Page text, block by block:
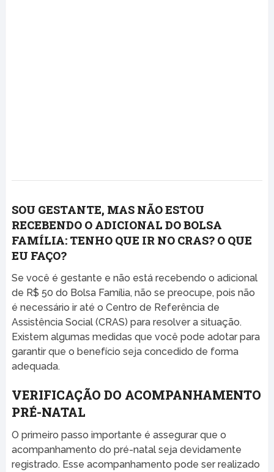
SOU GESTANTE, MAS NÃO ESTOU
RECEBENDO O ADICIONAL DO BOLSA
FAMÍLIA: TENHO QUE IR NO CRAS? O QUE
EU FAÇO?
Se você é gestante e não está recebendo o adicional
de R$ 50 do Bolsa Família, não se preocupe, pois não
é necessário ir até o Centro de Referência de
Assistência Social (CRAS) para resolver a situação.
Existem algumas medidas que você pode adotar para
garantir que o benefício seja concedido de forma
adequada.
VERIFICAÇÃO DO ACOMPANHAMENTO
PRÉ-NATAL
O primeiro passo importante é assegurar que o
acompanhamento do pré-natal seja devidamente
registrado. Esse acompanhamento pode ser realizado